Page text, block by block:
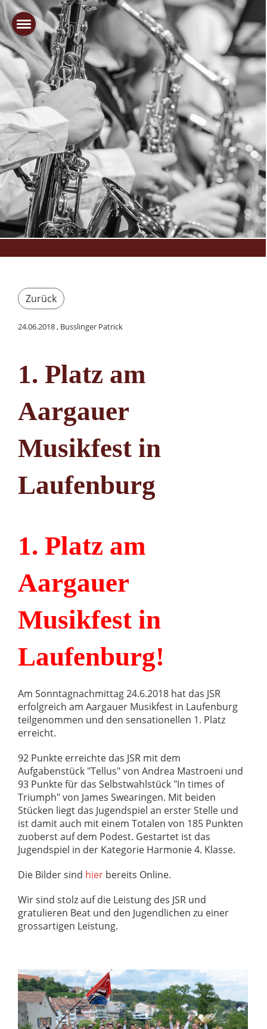
Zurück
24.06.2018, Busslinger Patrick
1. Platz am
Aargauer
Musikfest in
Laufenburg
1. Platz am
Aargauer
Musikfest in
Laufenburg!
Am Sonntagnachmittag 24.6.2018 hat das JSR
erfolgreich am Aargauer Musikfest in Laufenburg
teilgenommen und den sensationellen 1. Platz
erreicht.
92 Punkte erreichte das JSR mit dem
Aufgabenstück "Tellus" von Andrea Mastroeni und
93 Punkte für das Selbstwahlstück "In times of
Triumph" von James Swearingen. Mit beiden
Stücken liegt das Jugendspiel an erster Stelle und
ist damit auch mit einem Totalen von 185 Punkten
zuoberst auf dem Podest. Gestartet ist das
Jugendspiel in der Kategorie Harmonie 4. Klasse.
Die Bilder sind hier bereits Online.
Wir sind stolz auf die Leistung des JSR und
gratulieren Beat und den Jugendlichen zu einer
grossartigen Leistung.